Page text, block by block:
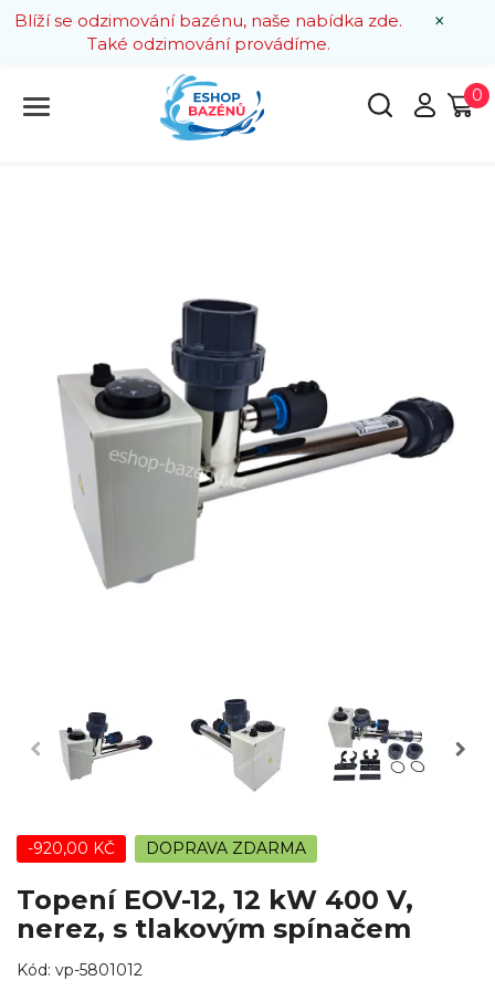
×
Blíží se odzimování bazénu, naše nabídka zde.
Také odzimování provádíme.
0
-920,00 KČ DOPRAVA ZDARMA
Topení EOV-12, 12 kW 400 V,
nerez, s tlakovým spínačem
Kód: vp-5801012